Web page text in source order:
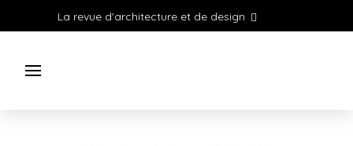
La revue d'architecture et de design